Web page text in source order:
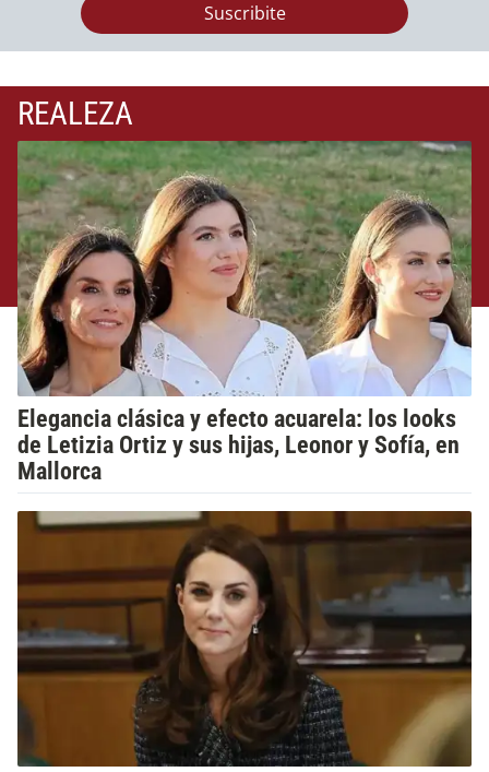
Suscribite
REALEZA
Elegancia clásica y efecto acuarela: los looks
de Letizia Ortiz y sus hijas, Leonor y Sofía, en
Mallorca